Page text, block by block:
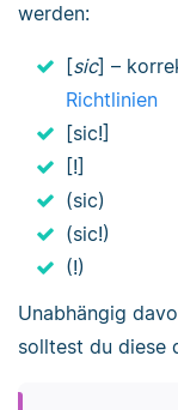
werden:
[sic] –
Richtlinien
[sic!]
[!]
(sic)
(sic!)
(!)
Unabhängig
solltest du diese